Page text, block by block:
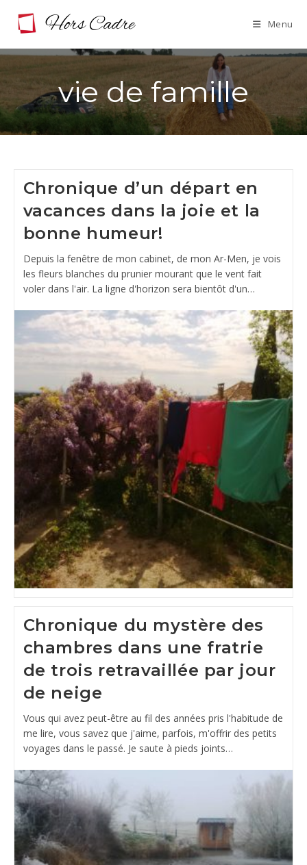
Menu
vie de famille
Chronique d’un départ en
vacances dans la joie et la
bonne humeur!
Depuis la fenêtre de mon cabinet, de mon Ar-Men, je vois
les fleurs blanches du prunier mourant que le vent fait
voler dans l'air. La ligne d'horizon sera bientôt d'un…
Chronique du mystère des
chambres dans une fratrie
de trois retravaillée par jour
de neige
Vous qui avez peut-être au fil des années pris l'habitude de
me lire, vous savez que j'aime, parfois, m'offrir des petits
voyages dans le passé. Je saute à pieds joints…